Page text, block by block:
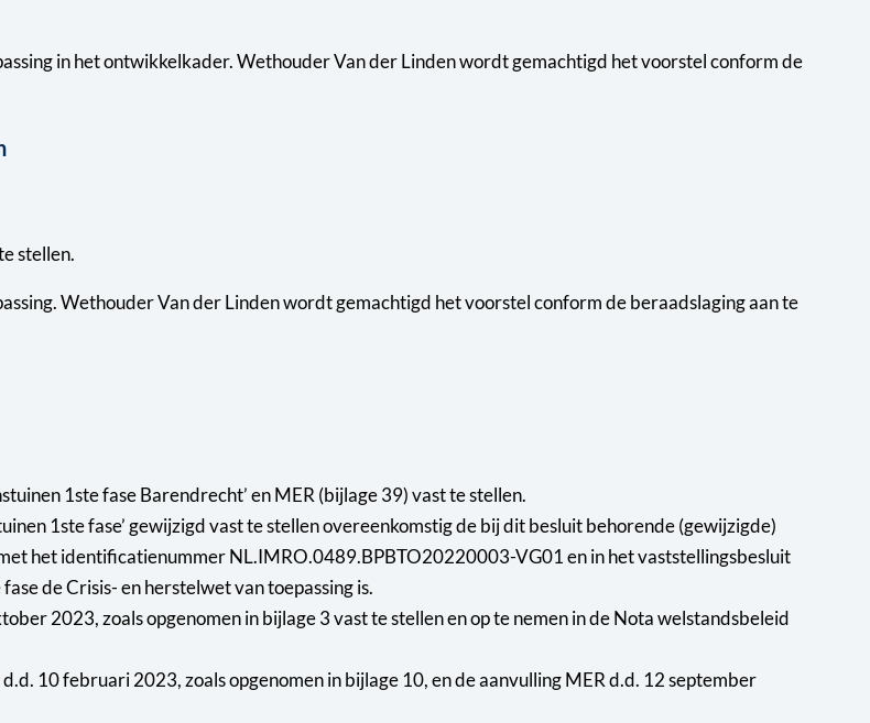
in het ontwikkelkader. Wethouder Van der Linden wordt gemachtigd het voorstel conform de
stellen.
Wethouder Van der Linden wordt gemachtigd het voorstel conform de beraadslaging aan te
1ste fase Barendrecht’ en MER (bijlage 39) vast te stellen.
1ste fase’ gewijzigd vast te stellen overeenkomstig de bij dit besluit behorende (gewijzigde)
het identificatienummer NL.IMRO.0489.BPBTO20220003-VG01 en in het vaststellingsbesluit
de Crisis- en herstelwet van toepassing is.
2023, zoals opgenomen in bijlage 3 vast te stellen en op te nemen in de Nota welstandsbeleid
10 februari 2023, zoals opgenomen in bijlage 10, en de aanvulling MER d.d. 12 september